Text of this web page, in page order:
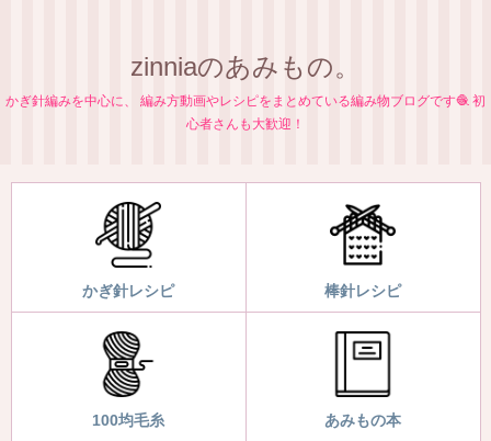
zinniaのあみもの。
かぎ針編みを中心に、 編み方動画やレシピをまとめている編み物ブログです🧶 初
心者さんも大歓迎！
かぎ針レシピ 棒針レシピ
100均毛糸 あみもの本